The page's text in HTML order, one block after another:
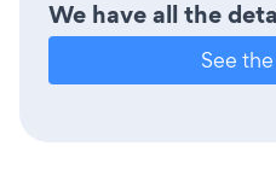
We have all the
See